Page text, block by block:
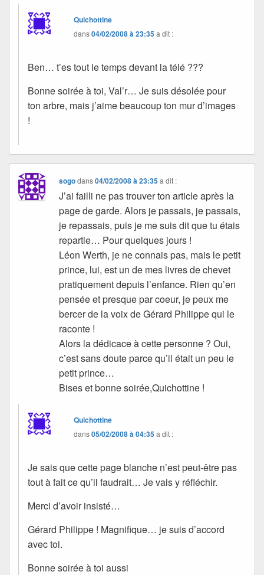
Quichottine
dans04/02/2008 à 23:35a dit :
Ben… t’es tout le temps devant la télé ???
Bonne soirée à toi, Val’r… Je suis désolée pour
ton arbre, mais j’aime beaucoup ton mur d’images
!
sogodans04/02/2008 à 23:35 a dit :
J’ai failli ne pas trouver ton article après la
page de garde. Alors je passais, je passais,
je repassais, puis je me suis dit que tu étais
repartie… Pour quelques jours !
Léon Werth, je ne connais pas, mais le petit
prince, lui, est un de mes livres de chevet
pratiquement depuis l’enfance. Rien qu’en
pensée et presque par coeur, je peux me
bercer de la voix de Gérard Philippe qui le
raconte !
Alors la dédicace à cette personne ? Oui,
c’est sans doute parce qu’il était un peu le
petit prince…
Bises et bonne soirée,Quichottine !
Quichottine
dans05/02/2008 à 04:35a dit :
Je sais que cette page blanche n’est peut-être pas
tout à fait ce qu’il faudrait… Je vais y réfléchir.
Merci d’avoir insisté…
Gérard Philippe ! Magnifique… je suis d’accord
avec toi.
Bonne soirée à toi aussi